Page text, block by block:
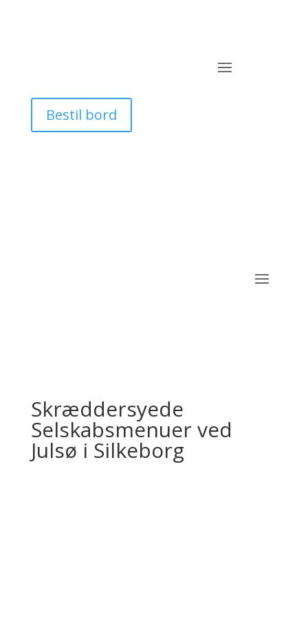
Bestil bord
Skræddersyede
Selskabsmenuer ved
Julsø i Silkeborg